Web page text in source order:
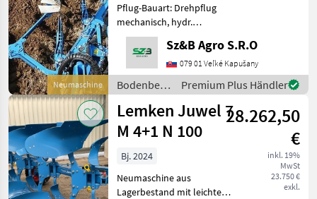
Neumaschine
Pflug-Bauart: Drehpflug
mechanisch, hydr.
Schnittbreitenverstellung,
Steinsicherung,
Streifenkörper, Vorschäler
Lemken Juwel 7 M V 4 N 100
Wendepflug ZU VERKAUFEN
Hyd
Sz&B Agro S.R.O
079 01 Veľké Kapušany
Bodenbearbeitung
/ Lemken
Premium Plus Händler
Lemken Juwel 7
M 4+1 N 100
28.262,50
€
inkl. 19%
MwSt
23.750 €
exkl.
Bj. 2024
Neumaschine aus
Lagerbestand mit leichten